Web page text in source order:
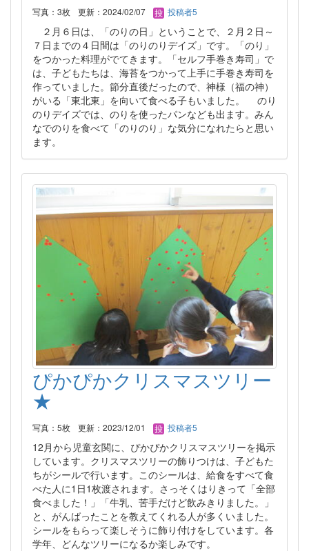
写真：3枚 更新：2024/02/07 投稿者5
２月６日は、「のりの日」ということで、２月２日～
７日までの４日間は「のりのりデイズ」です。「のり」
をつかった料理がでてきます。「セルフ手巻き寿司」で
は、子どもたちは、海苔をつかって上手に手巻き寿司を
作っていました。節分直後だったので、神様（福の神）
がいる「東北東」を向いて食べる子もいました。 のり
のりデイズでは、のりを使ったパンなども出ます。みん
なでのりを食べて「のりのり」な気分になれたらと思い
ます。
ぴかぴかクリスマスツリー
★
写真：5枚 更新：2023/12/01 投稿者5
12月から児童玄関に、ぴかぴかクリスマスツリーを掲示
しています。クリスマスツリーの飾りつけは、子どもた
ちがシールで行います。このシールは、給食をすべて食
べた人に1日1枚渡されます。さっそくはりきって「全部
食べました！」「牛乳、苦手だけど飲みきりました。」
と、がんばったことを教えてくれる人が多くいました。
シールをもらって楽しそうに飾り付けをしています。各
学年、どんなツリーになるか楽しみです。